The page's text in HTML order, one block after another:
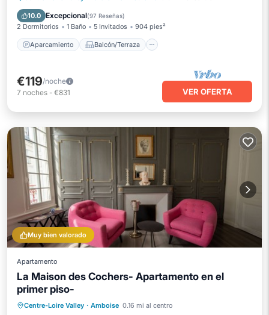
10.0 Excepcional(97 Reseñas)
2 Dormitorios 1 Baño 5 Invitados 904 pies²
Aparcamiento Balcón/Terraza
Cocina
Internet
€119/noche
7 noches - €831 VER OFERTA
Muy bien valorado
Apartamento
La Maison des Cochers- Apartamento en el
primer piso-
Centre-Loire Valley · Amboise 0.16 mi al centro
Aparcamiento Cocina
Internet